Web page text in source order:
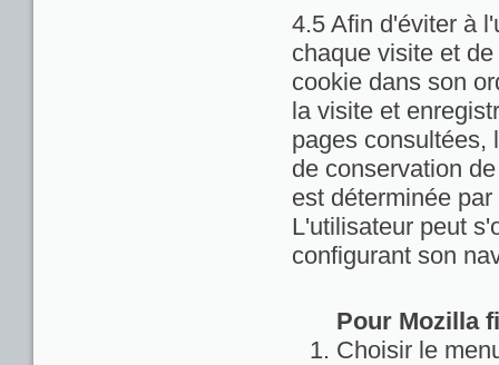
4.5 Afin d'éviter à
chaque visite et
cookie dans son
la visite et
pages consultées,
de conservation
est déterminée
L'utilisateur peut
configurant son
Pour Mozilla
Choisir le